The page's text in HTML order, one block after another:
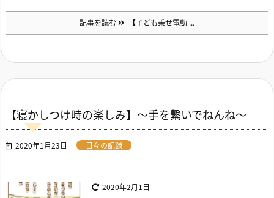
記事を読む 【子ども乗せ電動 ...
【寝かしつけ時の楽しみ】～手を繋いでねんね～
2020年1月23日 日々の記録
2020年2月1日